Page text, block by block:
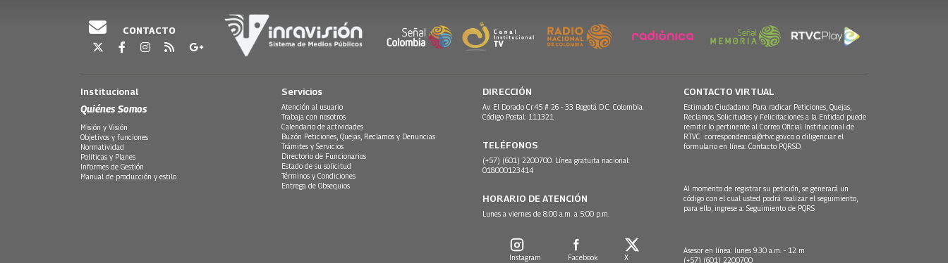
CONTACTO
Institucional
Quiénes Somos
Misión y Visión
Objetivos y funciones
Normatividad
Políticas y Planes
Informes de Gestión
Manual de producción y estilo
Servicios
Atención al usuario
Trabaja con nosotros
Calendario de actividades
Buzón Peticiones, Quejas, Reclamos y Denuncias
Trámites y Servicios
Directorio de Funcionarios
Estado de su solicitud
Términos y Condiciones
Entrega de Obsequios
DIRECCIÓN
Av. El Dorado Cr.45 # 26 - 33 Bogotá D.C. Colombia.
Código Postal: 111321
TELÉFONOS
(+57) (601) 2200700. Línea gratuita nacional:
018000123414
HORARIO DE ATENCIÓN
Lunes a viernes de 8:00 a.m. a 5:00 p.m.
Instagram Facebook X
CONTACTO VIRTUAL
Estimado Ciudadano: Para radicar Peticiones, Quejas,
Reclamos, Solicitudes y Felicitaciones a la Entidad puede
remitir lo pertinente al Correo Oficial Institucional de
RTVC correspondencia@rtvc.gov.co o diligenciar el
formulario en línea: Contacto PQRSD.
Al momento de registrar su petición, se generará un
código con el cual usted podrá realizar el seguimiento,
para ello, ingrese a: Seguimiento de PQRS
Asesor en línea: lunes 9:30 a.m. - 12 m
(+57) (601) 2200700